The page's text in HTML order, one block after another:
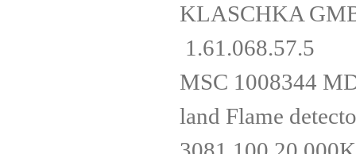
KLASCHKA
1.61.068.57.5
MSC 1008344
land Flame